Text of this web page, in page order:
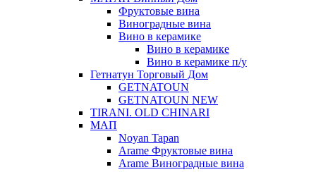
Фруктовые вина
Виноградные вина
Вино в керамике
Вино в керамике
Вино в керамике п/у
Гетнатун Торговый Дом
GETNATOUN
GETNATOUN NEW
TIRANI. OLD CHINARI
МАП
Noyan Tapan
Arame Фруктовые вина
Arame Виноградные вина